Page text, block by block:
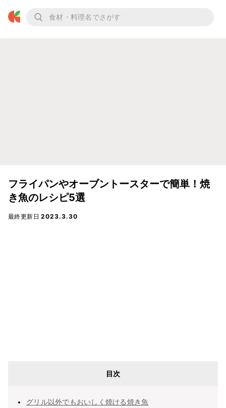
フライパンやオーブントースターで簡単！焼
き魚のレシピ5選
最終更新日2023.3.30
目次
グリル以外でもおいしく焼ける焼き魚